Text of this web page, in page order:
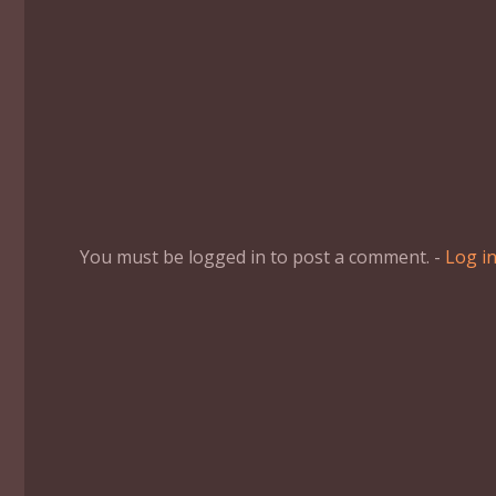
You must be logged in to post a comment. - Log in